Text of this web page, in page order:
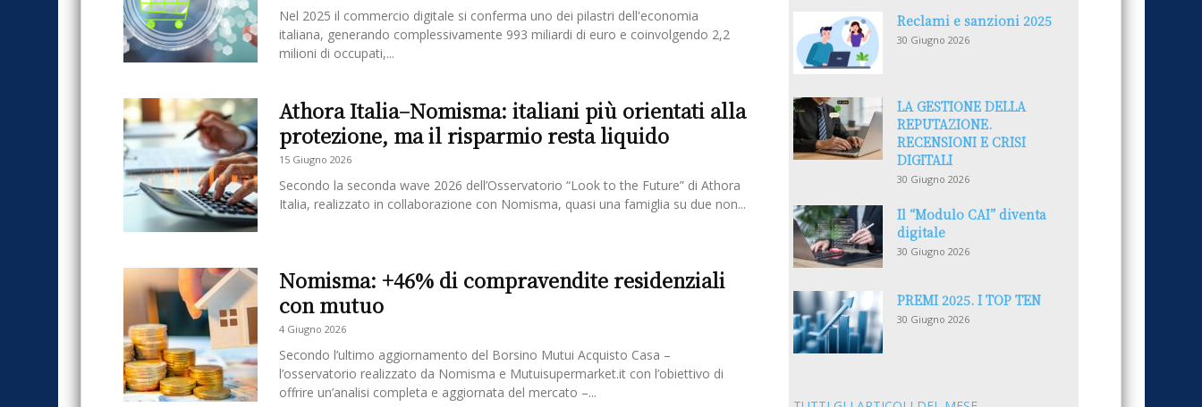
Nel 2025 il commercio digitale si conferma uno dei pilastri dell'economia
italiana, generando complessivamente 993 miliardi di euro e coinvolgendo 2,2
milioni di occupati,...
Athora Italia–Nomisma: italiani più orientati alla
protezione, ma il risparmio resta liquido
15 Giugno 2026
Secondo la seconda wave 2026 dell’Osservatorio “Look to the Future” di Athora
Italia, realizzato in collaborazione con Nomisma, quasi una famiglia su due non...
Nomisma: +46% di compravendite residenziali
con mutuo
4 Giugno 2026
Secondo l’ultimo aggiornamento del Borsino Mutui Acquisto Casa –
l’osservatorio realizzato da Nomisma e Mutuisupermarket.it con l’obiettivo di
offrire un’analisi completa e aggiornata del mercato –...
Reclami e sanzioni 2025
30 Giugno 2026
LA GESTIONE DELLA
REPUTAZIONE.
RECENSIONI E CRISI
DIGITALI
30 Giugno 2026
Il “Modulo CAI” diventa
digitale
30 Giugno 2026
PREMI 2025. I TOP TEN
30 Giugno 2026